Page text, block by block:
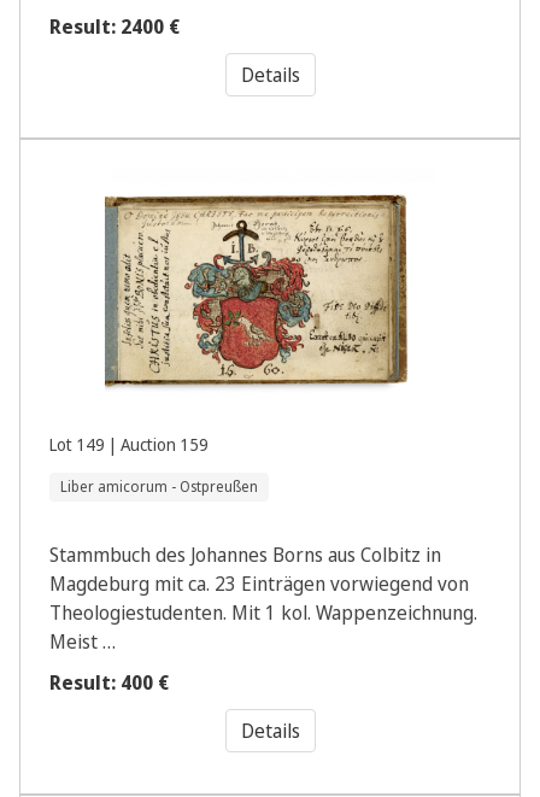
Result: 2400 €
Details
Lot 149 | Auction 159
Liber amicorum - Ostpreußen
Stammbuch des Johannes Borns aus Colbitz in
Magdeburg mit ca. 23 Einträgen vorwiegend von
Theologiestudenten. Mit 1 kol. Wappenzeichnung.
Meist …
Result: 400 €
Details